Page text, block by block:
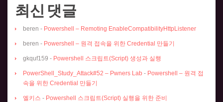
최신 댓글
beren - Powershell – Remoting EnableCompatibilityHttpListener
beren - Powershell – 원격 접속을 위한 Credential 만들기
gkquf159 - Powershell 스크립트(Script) 생성과 실행
PowerShell_Study_Attack#52 – Pwners Lab - Powershell – 원격 접
속을 위한 Credential 만들기
엘키스 - Powershell 스크립트(Script) 실행을 위한 준비